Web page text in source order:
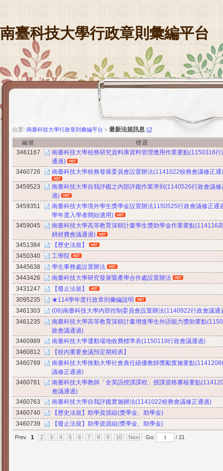
南臺科技大學行政章則彙編平台
位置: 南臺科技大學行政章則彙編平台 > 最新法規訊息
編號 標題
3461167
南臺科技大學校務研究資料庫資料管理應用作業要點(1150316行
通過)
3460726
南臺科技大學校務發展委員會設置辦法(1141022校務會議修正通
3459523
南臺科技大學自我評鑑之內部評鑑作業準則(1140526行政會議修
過)
3459351
南臺科技大學境外學生獎學金設置辦法1150525行政會議修正通
學年度入學者開始適用)
3459045
南臺科技大學高等教育深耕計畫學生獎助學金作業要點(114116
耕經費會議通過)
3451384
【歷史法規】
3450340
工學院
3445638
學生事務處設置辦法
3443426
南臺科技大學研究發展暨產學合作處設置辦法
3431247
【廢止法規】
3095235
★114學年度行政章則彙編說明
3461303
(08)南臺科技大學內部控制委員會設置辦法(1140922行政會議通
3461235
南臺科技大學高等教育深耕計畫增進學生外語能力獎助要點
政會議通過)
3460989
南臺科技大學運動場地收費標準表(1150119行政會議通過)
3460812
【校內重要會議預定期程表】
3460789
南臺科技大學推動大學社會責任績優教師獎勵實施要點(1141208
議修正通過)
3460781
南臺科技大學教師「全英語授課課程」授課資格審核要點
會議通過)
3460763
南臺科技大學自我評鑑實施辦法(1141022校務會議修正通過)
3460740
【歷史法規】助學資源組(獎學金、助學金)
3460739
【廢止法規】助學資源組(獎學金、助學金)
Prev 1 2 3 4 5 6 7 8 9 10 Next Go: / 21